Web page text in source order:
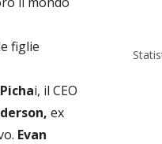
figlie
i, il CEO
ex
Evan